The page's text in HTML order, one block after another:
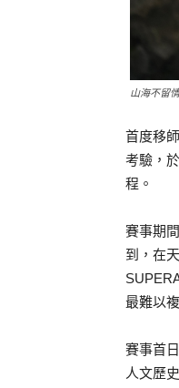
山海不留
首度移
考驗，
程。
賽事期
到，在
最難以
賽事首
人文歷